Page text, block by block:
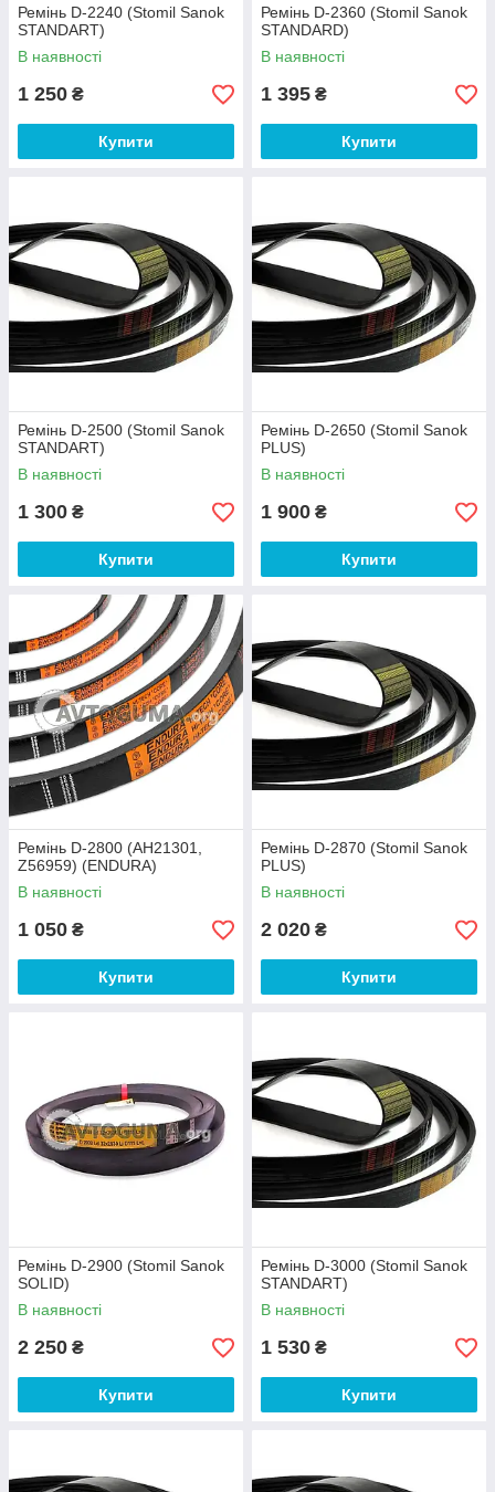
Ремінь D-2240 (Stomil Sanok
STANDART)
В наявності
1 250 ₴
Купити
Ремінь D-2360 (Stomil Sanok
STANDARD)
В наявності
1 395 ₴
Купити
Ремінь D-2500 (Stomil Sanok
STANDART)
В наявності
1 300 ₴
Купити
Ремінь D-2650 (Stomil Sanok
PLUS)
В наявності
1 900 ₴
Купити
Ремінь D-2800 (AH21301,
Z56959) (ENDURA)
В наявності
1 050 ₴
Купити
Ремінь D-2870 (Stomil Sanok
PLUS)
В наявності
2 020 ₴
Купити
Ремінь D-2900 (Stomil Sanok
SOLID)
В наявності
2 250 ₴
Купити
Ремінь D-3000 (Stomil Sanok
STANDART)
В наявності
1 530 ₴
Купити